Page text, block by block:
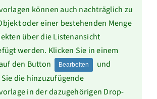
können auch nachträglich zu
oder einer bestehenden Menge
über die Listenansicht
werden. Klicken Sie in einem
den Button
Bearbeiten
und
die hinzuzufügende
in der dazugehörigen Drop-